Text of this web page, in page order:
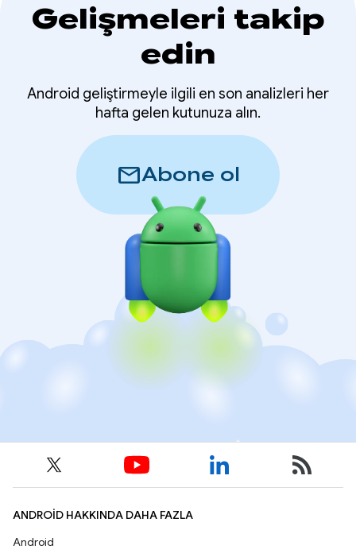
Gelişmeleri takip
edin
Android geliştirmeyle ilgili en son analizleri her
hafta gelen kutunuza alın.
mailAbone ol
ANDROID HAKKINDA DAHA FAZLA
Android